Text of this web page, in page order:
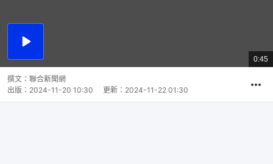
播
總
共
0:45
撰文： 聯合新聞網
出版： 2024-11-20 10:30 更新： 2024-11-22 01:30